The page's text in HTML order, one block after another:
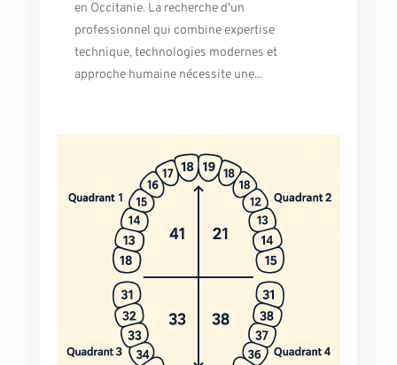
en Occitanie. La recherche d'un
professionnel qui combine expertise
technique, technologies modernes et
approche humaine nécessite une...